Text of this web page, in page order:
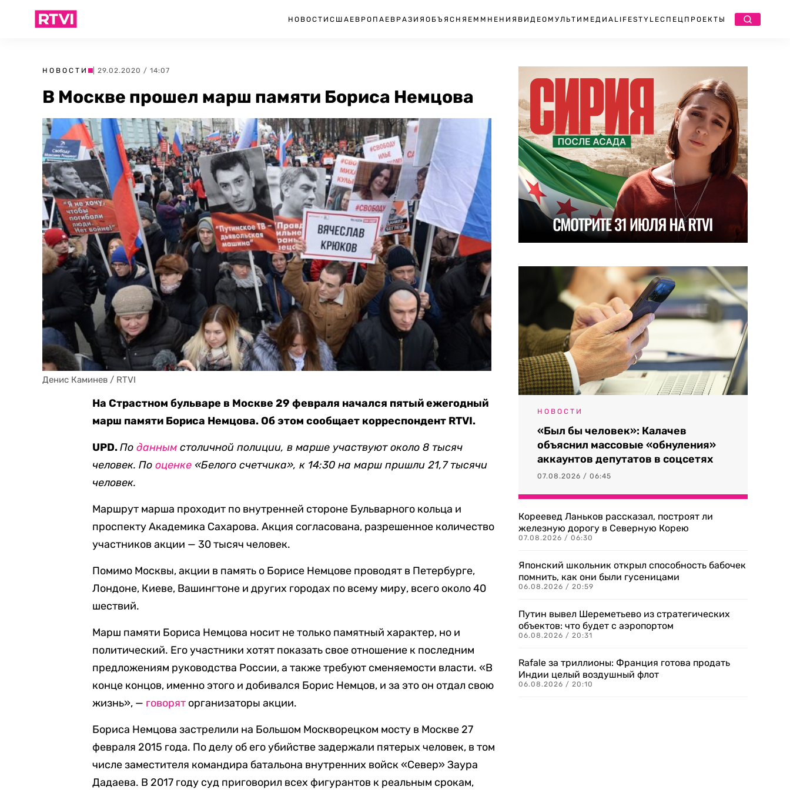
НОВОСТИ США ЕВРОПА ЕВРАЗИЯ ОБЪЯСНЯЕМ МНЕНИЯ ВИДЕО МУЛЬТИМЕДИА LIFESTYLEСПЕЦПРОЕКТЫ
НОВОСТИ | 29.02.2020 / 14:07
В Москве прошел марш памяти Бориса Немцова
Денис Каминев / RTVI
На Страстном бульваре в Москве 29 февраля начался пятый ежегодный
марш памяти Бориса Немцова. Об этом сообщает корреспондент RTVI.
UPD. Поданным столичной полиции, в марше участвуют около 8 тысяч
человек. Пооценке «Белого счетчика», к 14:30 на марш пришли 21,7 тысячи
человек.
Маршрут марша проходит по внутренней стороне Бульварного кольца и
проспекту Академика Сахарова. Акция согласована, разрешенное количество
участников акции — 30 тысяч человек.
Помимо Москвы, акции в память о Борисе Немцове проводят в Петербурге,
Лондоне, Киеве, Вашингтоне и других городах по всему миру, всего около 40
шествий.
Марш памяти Бориса Немцова носит не только памятный характер, но и
политический. Его участники хотят показать свое отношение к последним
предложениям руководства России, а также требуют сменяемости власти. «В
конце концов, именно этого и добивался Борис Немцов, и за это он отдал свою
жизнь», — говорят организаторы акции.
Бориса Немцова застрелили на Большом Москворецком мосту в Москве 27
февраля 2015 года. По делу об его убийстве задержали пятерых человек, в том
числе заместителя командира батальона внутренних войск «Север» Заура
Дадаева. В 2017 году суд приговорил всех фигурантов к реальным срокам,
НОВОСТИ
«Был бы человек»: Калачев
объяснил массовые «обнуления»
аккаунтов депутатов в соцсетях
07.08.2026 / 06:45
Кореевед Ланьков рассказал, построят ли
железную дорогу в Северную Корею
07.08.2026 / 06:30
Японский школьник открыл способность бабочек
помнить, как они были гусеницами
06.08.2026 / 20:59
Путин вывел Шереметьево из стратегических
объектов: что будет с аэропортом
06.08.2026 / 20:31
Rafale за триллионы: Франция готова продать
Индии целый воздушный флот
06.08.2026 / 20:10